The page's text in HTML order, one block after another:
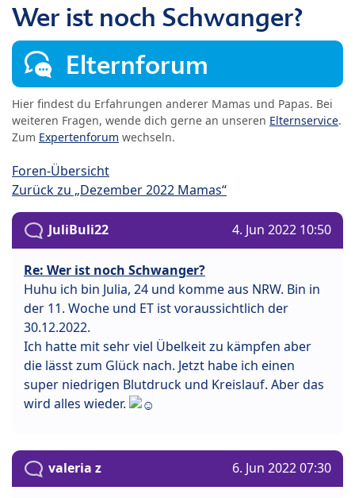
Wer ist noch Schwanger?
Elternforum
Hier findest du Erfahrungen anderer Mamas und Papas. Bei
weiteren Fragen, wende dich gerne an unseren Elternservice.
Zum Expertenforum wechseln.
Foren-Übersicht
Zurück zu „Dezember 2022 Mamas“
JuliBuli22 4. Jun 2022 10:50
Re: Wer ist noch Schwanger?
Huhu ich bin Julia, 24 und komme aus NRW. Bin in
der 11. Woche und ET ist voraussichtlich der
30.12.2022.
Ich hatte mit sehr viel Übelkeit zu kämpfen aber
die lässt zum Glück nach. Jetzt habe ich einen
super niedrigen Blutdruck und Kreislauf. Aber das
wird alles wieder.
valeria z 6. Jun 2022 07:30